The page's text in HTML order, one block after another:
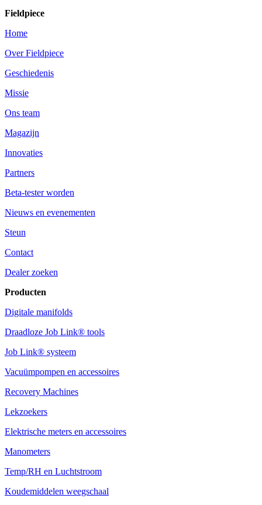
Fieldpiece
Home
Over Fieldpiece
Geschiedenis
Missie
Ons team
Magazijn
Innovaties
Partners
Beta-tester worden
Nieuws en evenementen
Steun
Contact
Dealer zoeken
Producten
Digitale manifolds
Draadloze Job Link® tools
Job Link® systeem
Vacuümpompen en accessoires
Recovery Machines
Lekzoekers
Elektrische meters en accessoires
Manometers
Temp/RH en Luchtstroom
Koudemiddelen weegschaal